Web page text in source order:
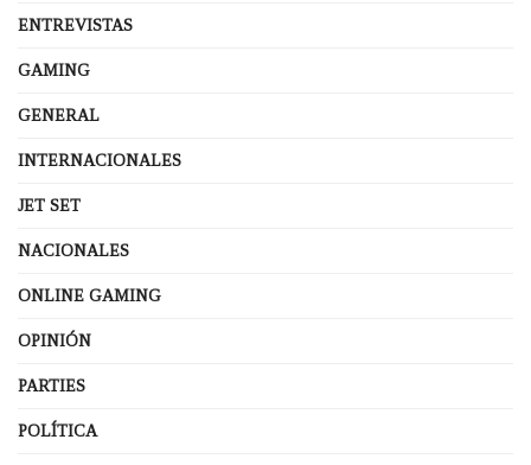
ENTREVISTAS
GAMING
GENERAL
INTERNACIONALES
JET SET
NACIONALES
ONLINE GAMING
OPINIÓN
PARTIES
POLÍTICA